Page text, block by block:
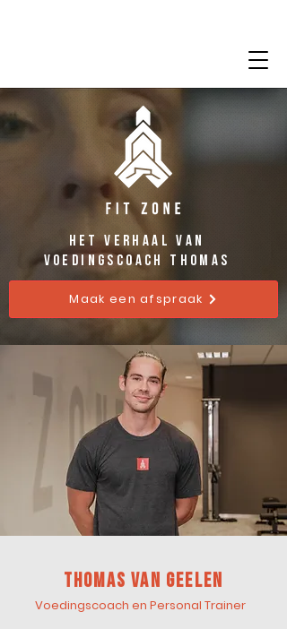
het verhaal van
voedingscoach thomas
Maak een afspraak
Thomas van geelen
Voedingscoach en Personal Trainer